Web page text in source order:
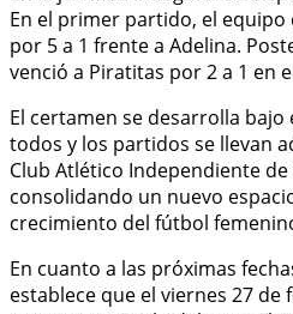
En el primer partido, el equipo
por 5 a 1 frente a Adelina.
venció a Piratitas por 2 a 1 en
El certamen se desarrolla
todos y los partidos se llevan
Club Atlético Independiente de
consolidando un nuevo
crecimiento del fútbol
En cuanto a las próximas
establece que el viernes 27